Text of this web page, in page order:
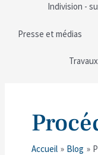
Indivision -
Presse et médias
Accueil Blog